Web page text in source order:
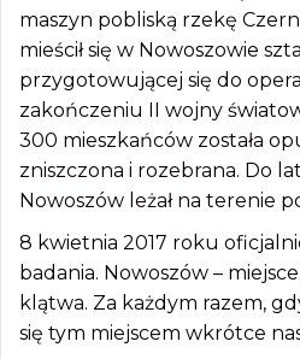
maszyn pobliską rzekę
mieścił się w Nowoszowie
przygotowującej się do
zakończeniu II wojny
300 mieszkańców została
zniszczona i rozebrana. Do
Nowoszów leżał na terenie
8 kwietnia 2017 roku
badania. Nowoszów –
klątwa. Za każdym razem,
się tym miejscem wkrótce